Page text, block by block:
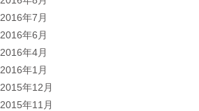
2016年7月
2016年6月
2016年4月
2016年1月
2015年12月
2015年11月